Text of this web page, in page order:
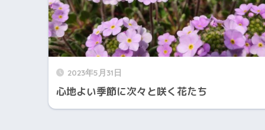
2023年5月31日
心地よい季節に次々と咲く花たち